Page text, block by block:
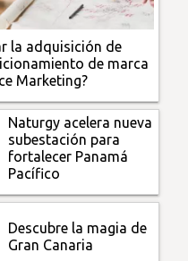
la adquisición de
de marca
Marketing?
Naturgy acelera nueva
subestación para
fortalecer Panamá
Pacífico
Descubre la magia de
Gran Canaria